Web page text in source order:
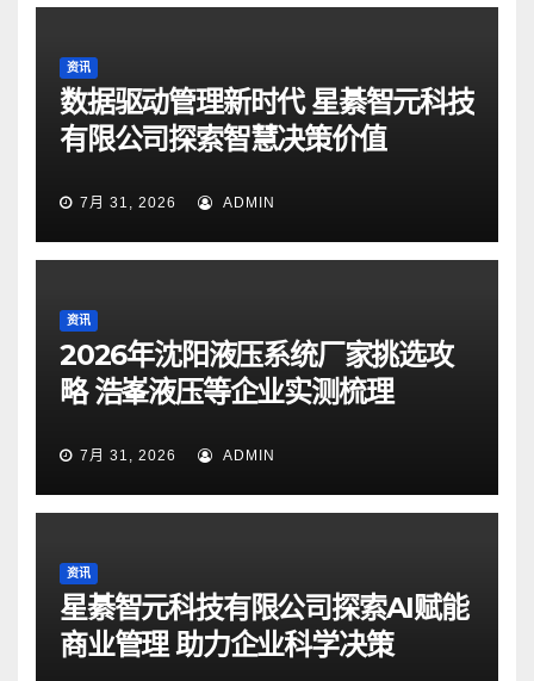
资讯
数据驱动管理新时代 星綦智元科技
有限公司探索智慧决策价值
7月 31, 2026 ADMIN
资讯
2026年沈阳液压系统厂家挑选攻
略 浩峯液压等企业实测梳理
7月 31, 2026 ADMIN
资讯
星綦智元科技有限公司探索AI赋能
商业管理 助力企业科学决策